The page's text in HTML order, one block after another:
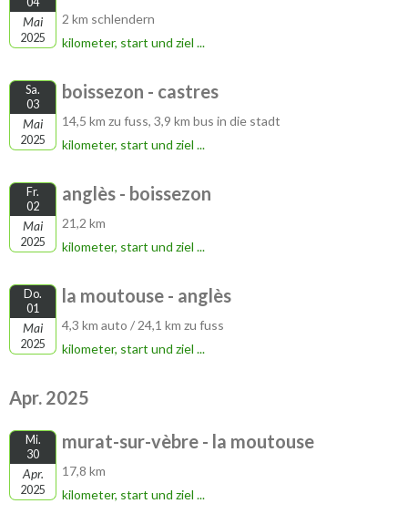
Mai
2025
2 km schlendern
kilometer, start und ziel ...
Sa.
03
Mai
2025
boissezon - castres
14,5 km zu fuss, 3,9 km bus in die stadt
kilometer, start und ziel ...
Fr.
02
Mai
2025
anglès - boissezon
21,2 km
kilometer, start und ziel ...
Do.
01
Mai
2025
la moutouse - anglès
4,3 km auto / 24,1 km zu fuss
kilometer, start und ziel ...
Apr. 2025
Mi.
30
Apr.
2025
murat-sur-vèbre - la moutouse
17,8 km
kilometer, start und ziel ...